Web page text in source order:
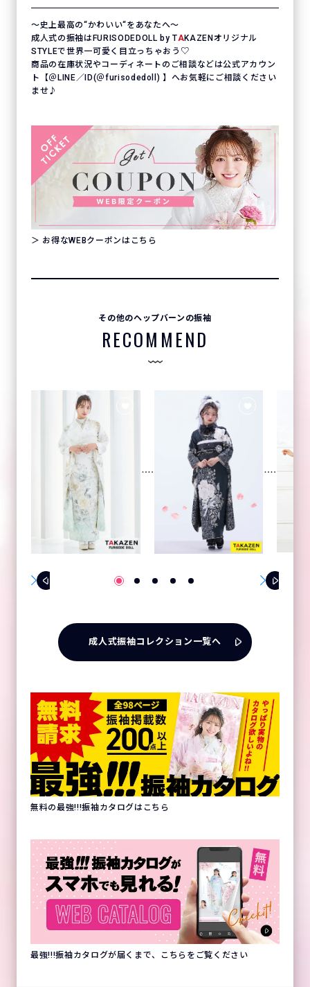
〜史上最高の“かわいい“をあなたへ〜
成人式の振袖はFURISODEDOLL by TAKAZENオリジナル
STYLEで世界一可愛く目立っちゃおう♡
商品の在庫状況やコーディネートのご相談などは公式アカウン
ト【＠LINE／ID(＠furisodedoll) 】へお気軽にご相談ください
ませ♪
＞ お得なWEBクーポンはこちら
その他のヘップバーンの振袖
RECOMMEND
成人式振袖コレクション一覧へ
無料の最強!!!振袖カタログはこちら
最強!!!振袖カタログが届くまで、こちらをご覧ください